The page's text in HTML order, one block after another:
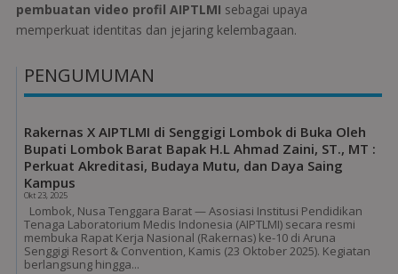
pembuatan video profil AIPTLMI sebagai upaya
memperkuat identitas dan jejaring kelembagaan.
PENGUMUMAN
Rakernas X AIPTLMI di Senggigi Lombok di Buka Oleh
Bupati Lombok Barat Bapak H.L Ahmad Zaini, ST., MT :
Perkuat Akreditasi, Budaya Mutu, dan Daya Saing
Kampus
Okt 23, 2025
Lombok, Nusa Tenggara Barat — Asosiasi Institusi Pendidikan
Tenaga Laboratorium Medis Indonesia (AIPTLMI) secara resmi
membuka Rapat Kerja Nasional (Rakernas) ke-10 di Aruna
Senggigi Resort & Convention, Kamis (23 Oktober 2025). Kegiatan
berlangsung hingga...